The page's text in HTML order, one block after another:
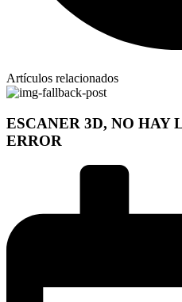
Artículos relacionados
ESCANER 3D, NO HAY
ERROR